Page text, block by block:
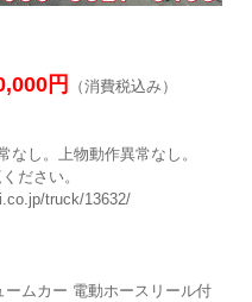
円 （消費税込み）
なし。上物動作異常なし。
ださい。
truck/13632/
ームカー 電動ホースリール付